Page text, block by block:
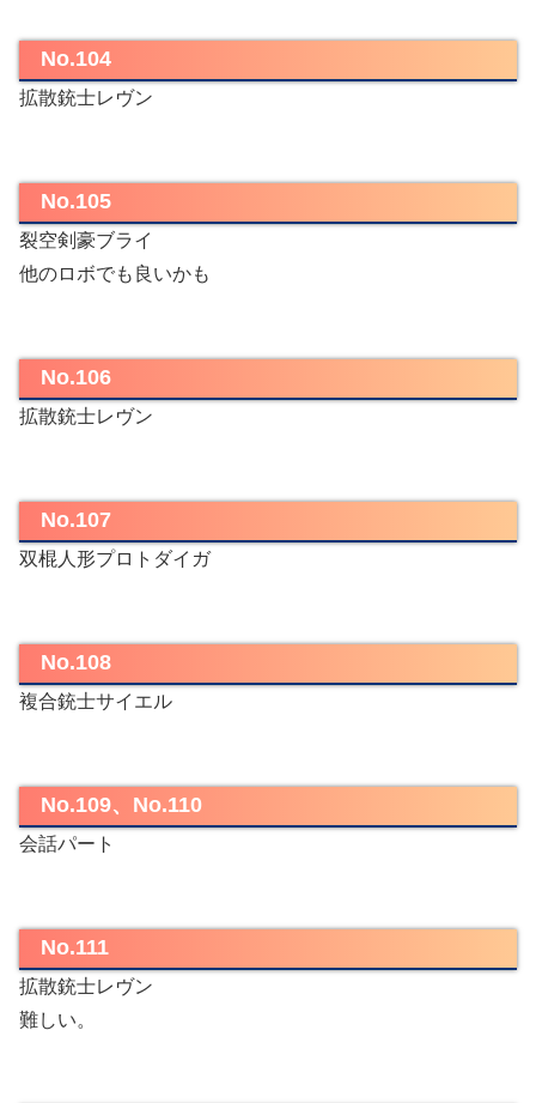
No.104
拡散銃士レヴン
No.105
裂空剣豪ブライ
他のロボでも良いかも
No.106
拡散銃士レヴン
No.107
双棍人形プロトダイガ
No.108
複合銃士サイエル
No.109、No.110
会話パート
No.111
拡散銃士レヴン
難しい。